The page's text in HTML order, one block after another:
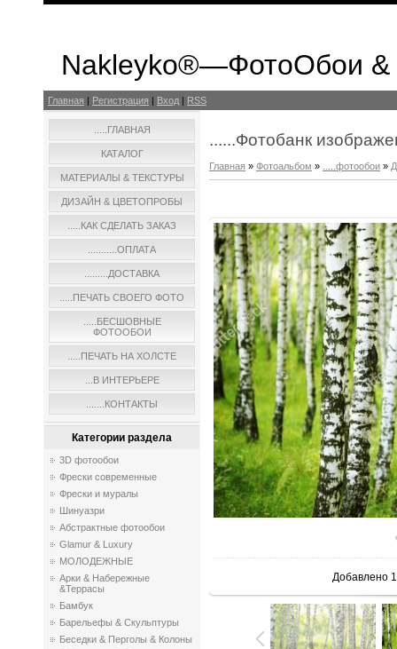
Nakleyko®—ФотоОбои &
Главная | Регистрация | Вход | RSS
.....ГЛАВНАЯ
КАТАЛОГ
МАТЕРИАЛЫ & ТЕКСТУРЫ
ДИЗАЙН & ЦВЕТОПРОБЫ
.....КАК СДЕЛАТЬ ЗАКАЗ
...........ОПЛАТА
.........ДОСТАВКА
.....ПЕЧАТЬ СВОЕГО ФОТО
.....БЕСШОВНЫЕ
ФОТООБОИ
.....ПЕЧАТЬ НА ХОЛСТЕ
...В ИНТЕРЬЕРЕ
.......КОНТАКТЫ
Категории раздела
3D фотообои
Фрески современные
Фрески и муралы
Шинуазри
Абстрактные фотообои
Glamur & Luxury
МОЛОДЕЖНЫЕ
Арки & Набережные
&Террасы
Бамбук
Барельефы & Скульптуры
Беседки & Перголы & Колоны
......Фотобанк
Главная » Фотоальбом » .....фотообои »
Добавлено